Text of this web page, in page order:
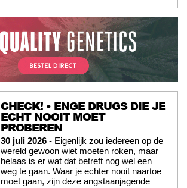
CHECK! • ENGE DRUGS DIE JE
ECHT NOOIT MOET
PROBEREN
30 juli 2026 - Eigenlijk zou iedereen op de
wereld gewoon wiet moeten roken, maar
helaas is er wat dat betreft nog wel een
weg te gaan. Waar je echter nooit naartoe
moet gaan, zijn deze angstaanjagende